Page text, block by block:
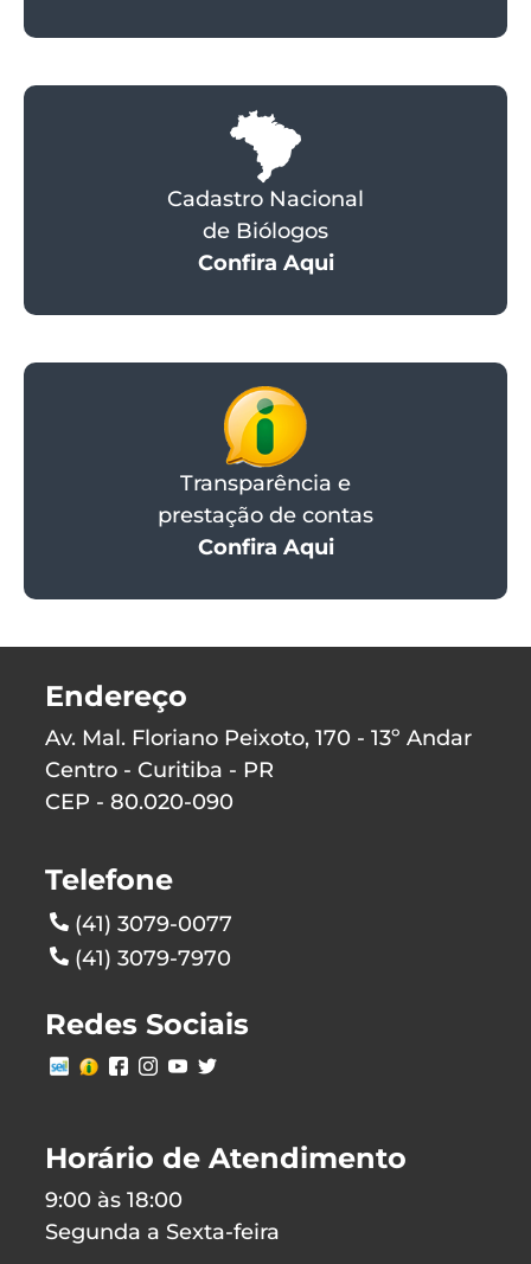
Cadastro Nacional
de Biólogos
Confira Aqui
Transparência e
prestação de contas
Confira Aqui
Endereço
Av. Mal. Floriano Peixoto, 170 - 13º Andar
Centro - Curitiba - PR
CEP - 80.020-090
Telefone
(41) 3079-0077
(41) 3079-7970
Redes Sociais
Horário de Atendimento
9:00 às 18:00
Segunda a Sexta-feira